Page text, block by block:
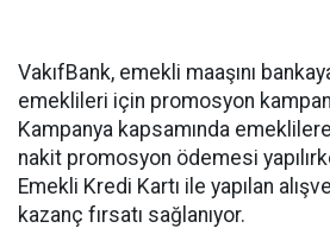
VakıfBank, emekli maaşını
emeklileri için promosyon
Kampanya kapsamında
nakit promosyon ödemesi
Emekli Kredi Kartı ile yapılan
kazanç fırsatı sağlanıyor.